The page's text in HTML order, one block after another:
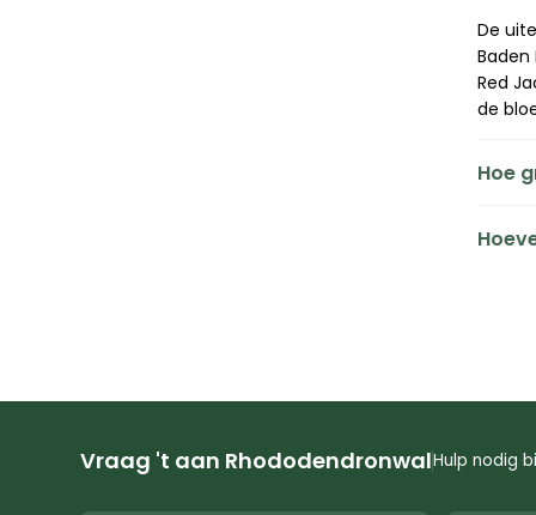
De
Baden
Red
de
Hoe
Vraag 't aan RhododendronwalHulp nodig